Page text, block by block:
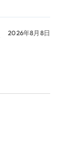
2026年8月8日